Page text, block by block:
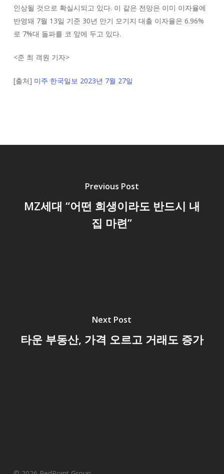
인상될 것으로 확실시되고 있다. 이 같은 전망은 이미 이자율에
반영돼 7월 13일 기준 30년 만기 모기지 대출 이자율은 6.96%
로 7%대 돌파를 코 앞에 두고 있다.
<준 최 객원 기자>
[출처] 미주 한국일보 2023년 7월 27일
Previous Post
MZ세대 “어떤 희생이라도 반드시 내
집 마련”
Next Post
타운 부동산, 가격 오르고 거래도 증가